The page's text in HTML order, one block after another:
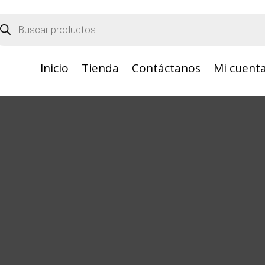
Inicio Tienda Contáctanos Mi